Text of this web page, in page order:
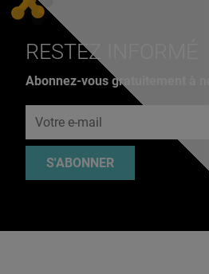
RESTEZ INFORMÉ
Abonnez-vous gratuitement à
S'ABONNER